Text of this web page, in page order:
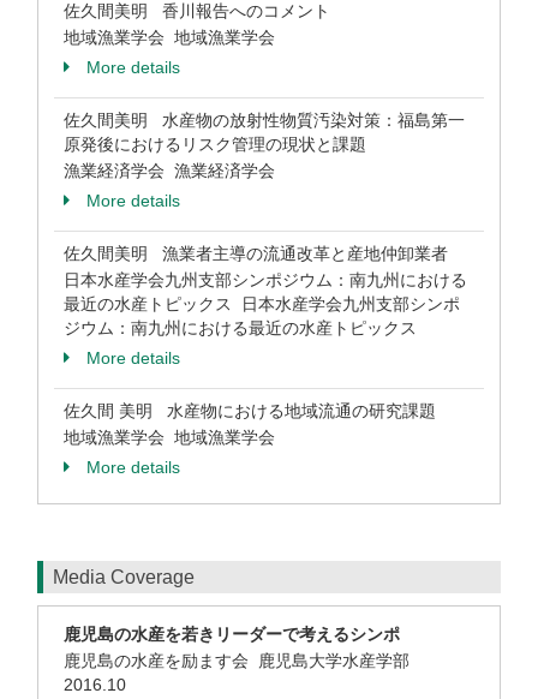
佐久間美明 香川報告へのコメント
地域漁業学会 地域漁業学会
More details
佐久間美明 水産物の放射性物質汚染対策：福島第一
原発後におけるリスク管理の現状と課題
漁業経済学会 漁業経済学会
More details
佐久間美明 漁業者主導の流通改革と産地仲卸業者
日本水産学会九州支部シンポジウム：南九州における
最近の水産トピックス 日本水産学会九州支部シンポ
ジウム：南九州における最近の水産トピックス
More details
佐久間 美明 水産物における地域流通の研究課題
地域漁業学会 地域漁業学会
More details
Media Coverage
鹿児島の水産を若きリーダーで考えるシンポ
鹿児島の水産を励ます会 鹿児島大学水産学部
2016.10